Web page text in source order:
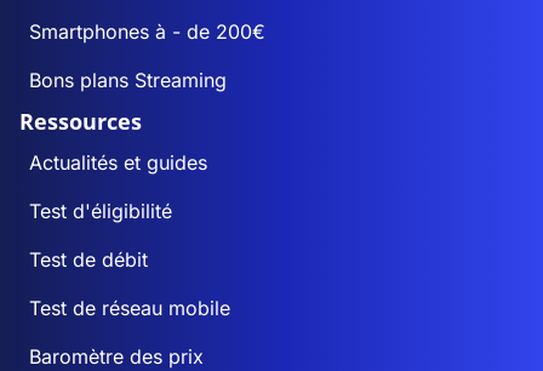
Smartphones à - de 200€
Bons plans Streaming
Ressources
Actualités et guides
Test d'éligibilité
Test de débit
Test de réseau mobile
Baromètre des prix